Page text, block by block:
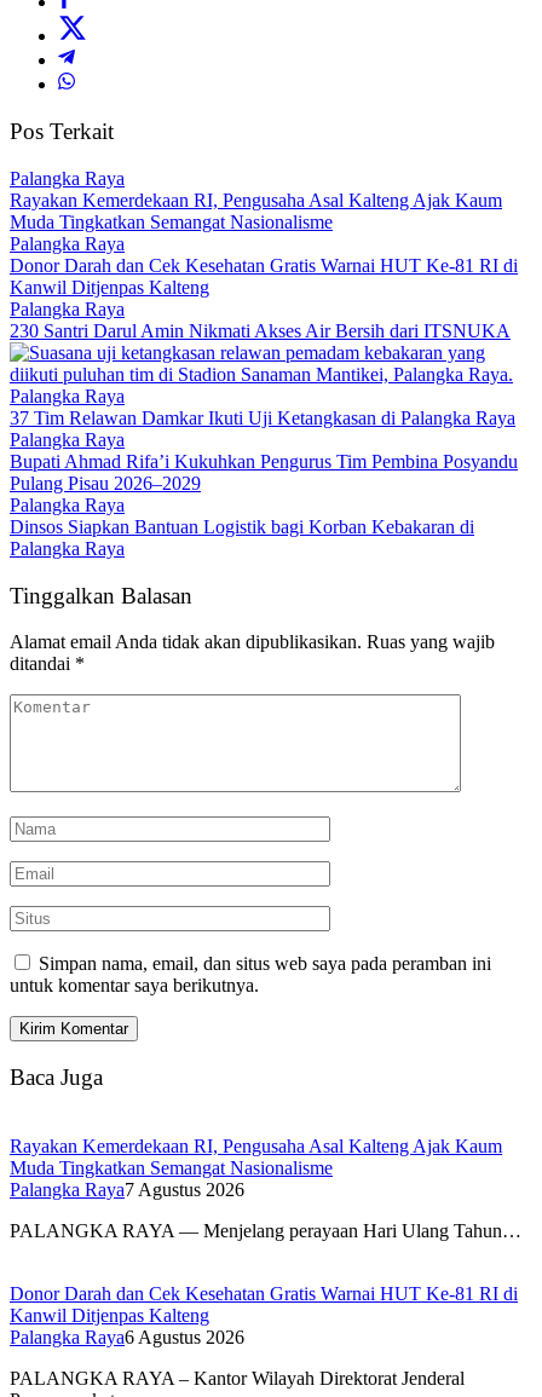
Pos Terkait
Palangka Raya
Rayakan Kemerdekaan RI, Pengusaha Asal Kalteng Ajak Kaum
Muda Tingkatkan Semangat Nasionalisme
Palangka Raya
Donor Darah dan Cek Kesehatan Gratis Warnai HUT Ke-81 RI di
Kanwil Ditjenpas Kalteng
Palangka Raya
230 Santri Darul Amin Nikmati Akses Air Bersih dari ITSNUKA
Palangka Raya
37 Tim Relawan Damkar Ikuti Uji Ketangkasan di Palangka Raya
Palangka Raya
Bupati Ahmad Rifa’i Kukuhkan Pengurus Tim Pembina Posyandu
Pulang Pisau 2026–2029
Palangka Raya
Dinsos Siapkan Bantuan Logistik bagi Korban Kebakaran di
Palangka Raya
Tinggalkan Balasan
Alamat email Anda tidak akan dipublikasikan. Ruas yang wajib
ditandai *
Simpan nama, email, dan situs web saya pada peramban ini
untuk komentar saya berikutnya.
Baca Juga
Rayakan Kemerdekaan RI, Pengusaha Asal Kalteng Ajak Kaum
Muda Tingkatkan Semangat Nasionalisme
Palangka Raya7 Agustus 2026
PALANGKA RAYA — Menjelang perayaan Hari Ulang Tahun…
Donor Darah dan Cek Kesehatan Gratis Warnai HUT Ke-81 RI di
Kanwil Ditjenpas Kalteng
Palangka Raya6 Agustus 2026
PALANGKA RAYA – Kantor Wilayah Direktorat Jenderal